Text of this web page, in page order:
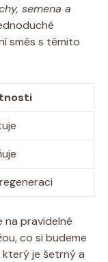
semena a⁤
směs s těmito
⁢na pravidelné
co si budeme‍
​který je šetrný ⁤a